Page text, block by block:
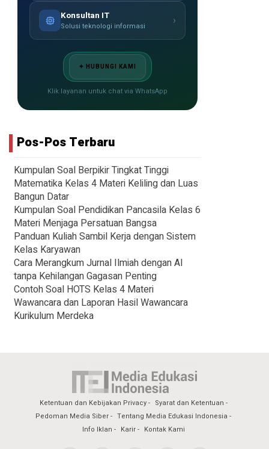
Konsultan IT
Solusi teknologi informasi ›
✦ HUBUNGI KAMI
Klik layanan untuk chat via WhatsApp
Pos-Pos Terbaru
Kumpulan Soal Berpikir Tingkat Tinggi
Matematika Kelas 4 Materi Keliling dan Luas
Bangun Datar
Kumpulan Soal Pendidikan Pancasila Kelas 6
Materi Menjaga Persatuan Bangsa
Panduan Kuliah Sambil Kerja dengan Sistem
Kelas Karyawan
Cara Merangkum Jurnal Ilmiah dengan AI
tanpa Kehilangan Gagasan Penting
Contoh Soal HOTS Kelas 4 Materi
Wawancara dan Laporan Hasil Wawancara
Kurikulum Merdeka
Ketentuan dan Kebijakan Privacy
Syarat dan Ketentuan
Pedoman Media Siber
Tentang Media Edukasi Indonesia
Info Iklan
Karir Kontak Kami